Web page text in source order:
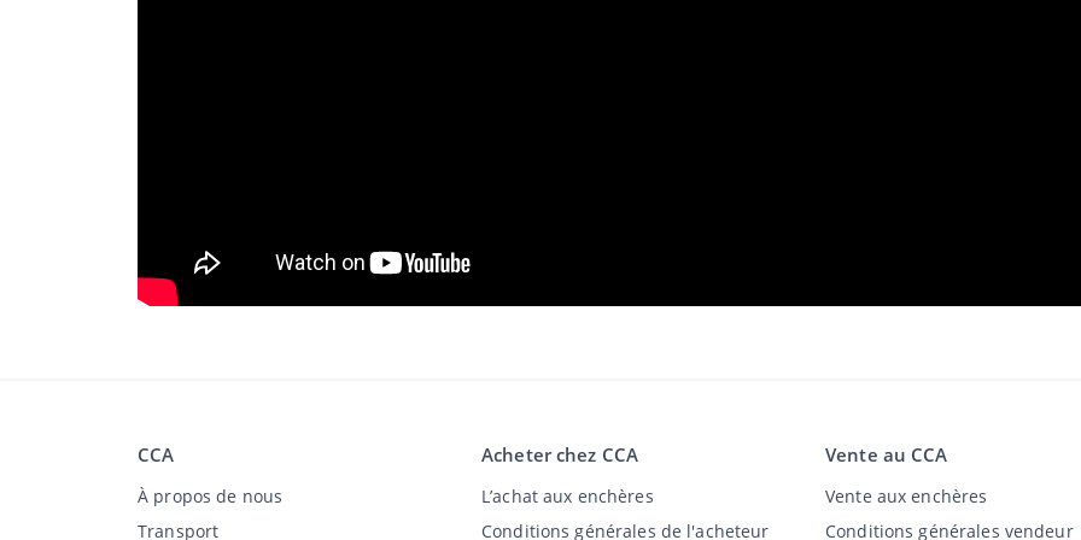
CCA
À propos de nous
Transport
Acheter chez CCA
L’achat aux enchères
Conditions générales de l'acheteur
Vente au CCA
Vente aux enchères
Conditions générales vendeur